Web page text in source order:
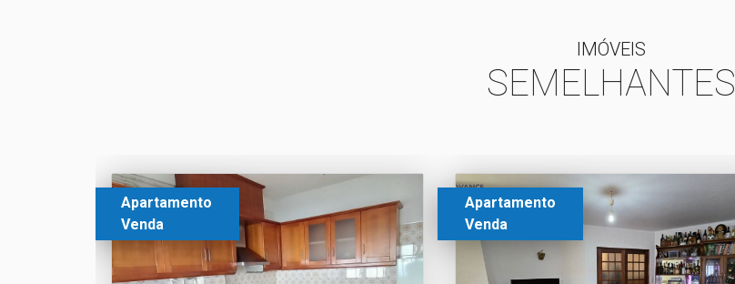
IMÓVEIS
SEMELHANTES
Apartamento
Venda
Apartamento
Venda